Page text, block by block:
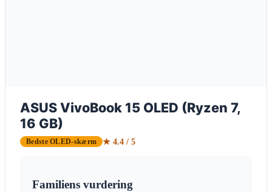
ASUS VivoBook 15 OLED (Ryzen 7,
16 GB)
Bedste OLED-skærm ★ 4.4 / 5
Familiens vurdering